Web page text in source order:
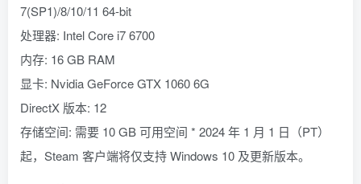
7(SP1)/8/10/11 64-bit
处理器: Intel Core i7 6700
内存: 16 GB RAM
显卡: Nvidia GeForce GTX 1060 6G
DirectX 版本: 12
存储空间: 需要 10 GB 可用空间 * 2024 年 1 月 1 日（PT）
起，Steam 客户端将仅支持 Windows 10 及更新版本。